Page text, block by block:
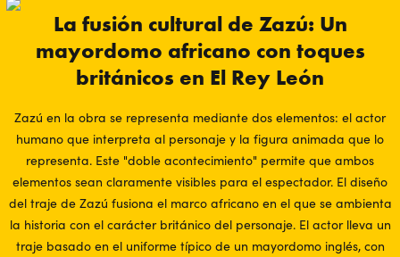
La fusión cultural de Zazú: Un
mayordomo africano con toques
británicos en El Rey León
Zazú en la obra se representa mediante dos elementos: el actor
humano que interpreta al personaje y la figura animada que lo
representa. Este "doble acontecimiento" permite que ambos
elementos sean claramente visibles para el espectador. El diseño
del traje de Zazú fusiona el marco africano en el que se ambienta
la historia con el carácter británico del personaje. El actor lleva un
traje basado en el uniforme típico de un mayordomo inglés, con